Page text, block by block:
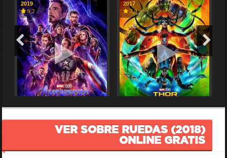
2019
9,2
2017
7,9
VER SOBRE RUEDAS (2018)
ONLINE GRATIS